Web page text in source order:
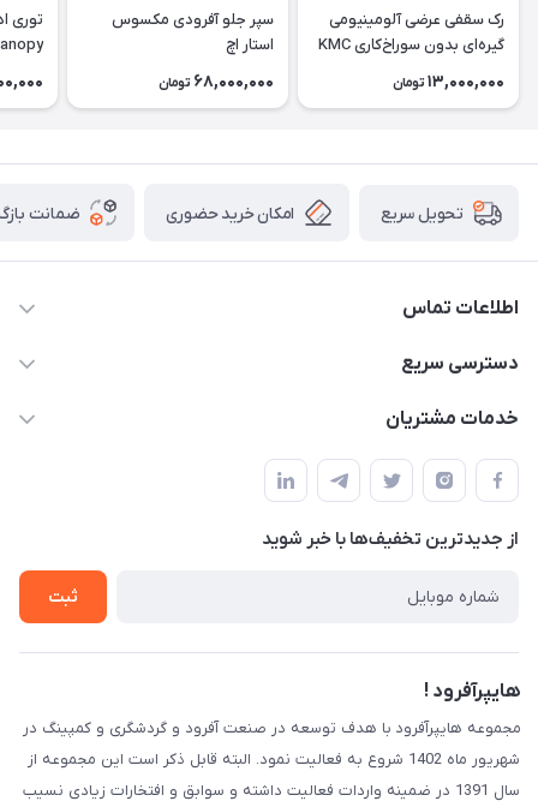
رک سقفی عرضی آلومینیومی
گیره‌ای بدون سوراخ‌کاری KMC
13,000,000 تومان
سپر جلو آفرودی مکسوس
استار اچ
68,000,000 تومان
توری
تحویل سریع امکان خرید حضوری ضمانت
اطلاعات تماس
09120582600
دسترسی سریع
حساب کاربری
لیست محصولات
درباره ما
خدمات مشتریان
قوانین و مقررات
حریم خصوصی
راهنما
از جدید‌ترین تخفیف‌ها با‌ خبر شوید
ثبت
هایپرآفرود !
مجموعه هایپرآفرود با هدف توسعه در صنعت آفرود و گردشگری و کمپینگ در
شهریور ماه 1402 شروع به فعالیت نمود. البته قابل ذکر است این مجموعه از
سال 1391 در ضمینه واردات فعالیت داشته و سوابق و افتخارات زیادی نسیب